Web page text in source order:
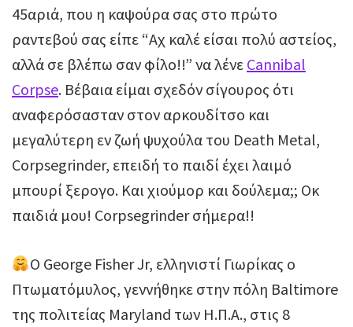
45αριά, που η καψούρα σας στο πρώτο
ραντεβού σας είπε “Αχ καλέ είσαι πολύ αστείος,
αλλά σε βλέπω σαν φίλο!!” να λένε Cannibal
Corpse. Βέβαια είμαι σχεδόν σίγουρος ότι
αναφερόσασταν στον αρκουδίτσο και
μεγαλύτερη εν ζωή ψυχούλα του Death Metal,
Corpsegrinder, επειδή το παιδί έχει λαιμό
μπουρί ξερογο. Και χιούμορ και δούλεμα;; Οκ
παιδιά μου! Corpsegrinder σήμερα!!
O George Fisher Jr, ελληνιστί Γιωρίκας ο
Πτωματόμυλος, γεννήθηκε στην πόλη Baltimore
της πολιτείας Maryland των Η.Π.Α., στις 8